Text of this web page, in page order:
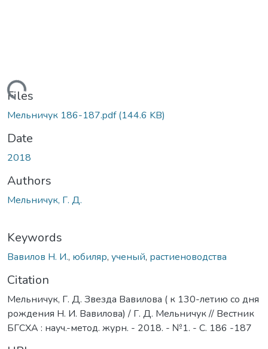
Loading...
Files
Мельничук 186-187.pdf(144.6 KB)
Date
2018
Authors
Мельничук, Г. Д.
Keywords
Вавилов Н. И., юбиляр, ученый, растиеноводства
Citation
Мельничук, Г. Д. Звезда Вавилова ( к 130-летию со дня
рождения Н. И. Вавилова) / Г. Д. Мельничук // Вестник
БГСХА : науч.-метод. журн. - 2018. - №1. - С. 186 -187